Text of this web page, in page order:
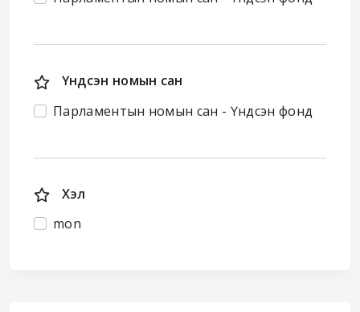
Үндсэн номын сан
Парламентын номын сан - Үндсэн фонд
Хэл
mon